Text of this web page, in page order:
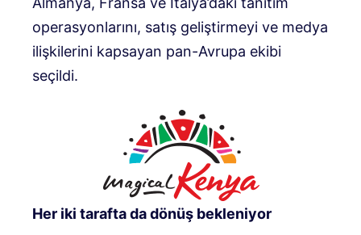
operasyonlarını, satış geliştirmeyi ve medya
ilişkilerini kapsayan pan-Avrupa ekibi
seçildi.
Her iki tarafta da dönüş bekleniyor